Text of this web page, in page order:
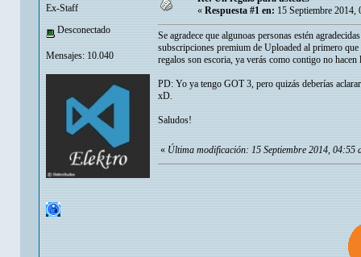
Ex-Staff
Desconectado
Mensajes: 10.040
« Respuesta #1 en: 15 Septiembre 2014,
Se agradece que algunoas personas estén
subscripciones premium de Uploaded al primero
regalos son escoria, ya verás como contigo no
PD: Yo ya tengo GOT 3, pero quizás deberías
xD.
Saludos!
« Última modificación: 15 Septiembre 2014, 04:55